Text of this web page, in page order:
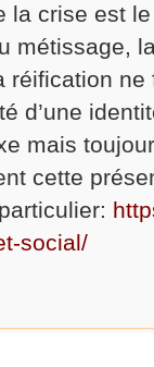
la crise est
métissage,
ne
d’une
mais
cette
social/